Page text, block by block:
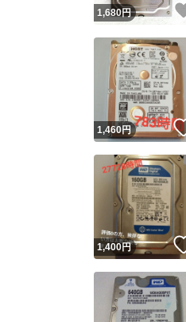
1,680円
1,460円
1,400円